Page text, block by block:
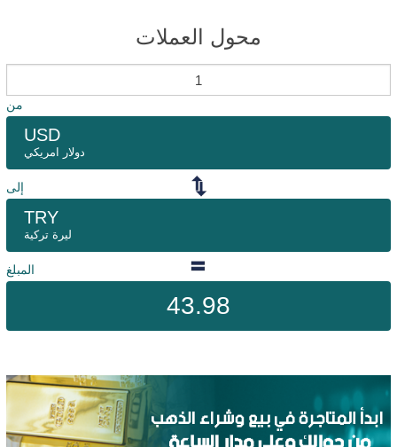
محول العملات
من
USD
دولار امريكي
إلى
TRY
ليرة تركية
المبلغ
43.98